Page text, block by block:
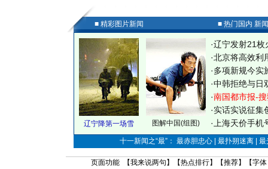
■ 精彩图片新闻 ■ 热门国内 新
辽宁降第一场雪 图解中国(组图)
·辽宁发射21枚
·北京将高效利
·多项新规今实
·中韩拒绝与日
·南国都市报-
·实话实说征集
· 上海天价手
十一新闻之“最”： 最赤胆忠心 | 最扑朔迷离 |
页面功能 【我来说两句 】【热点排行】【推荐】【字体